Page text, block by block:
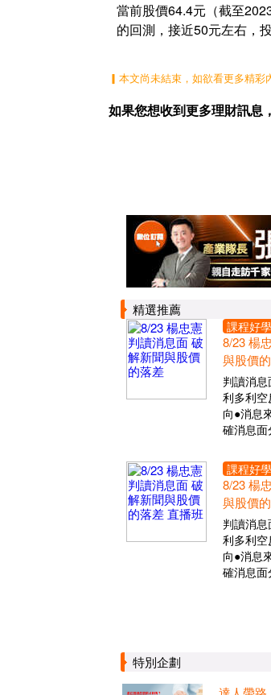
當前股價64.4元（截至
的回測，接近50元左右，
▎本文尚未結束，如欲看更多精彩
如果您想收到更多理財訊息
精選推薦
課程好學
8/23 楊
與股價
判讀消
利多利
向●消息
確消息
課程好學
8/23 楊
與股價
判讀消
利多利
向●消息
確消息
特別企劃